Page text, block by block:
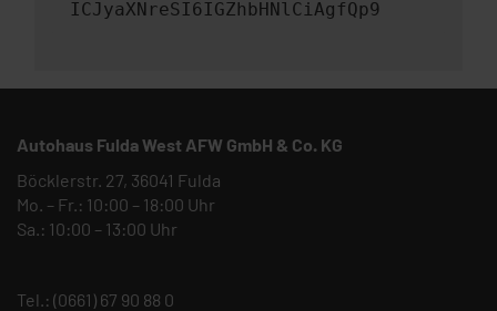
ICJyaXNreSI6IGZhbHNlCiAgfQp9
Autohaus Fulda West AFW GmbH & Co. KG
Böcklerstr. 27, 36041 Fulda
Mo. – Fr.: 10:00 – 18:00 Uhr
Sa.: 10:00 – 13:00 Uhr
Tel.: (0661) 67 90 88 0